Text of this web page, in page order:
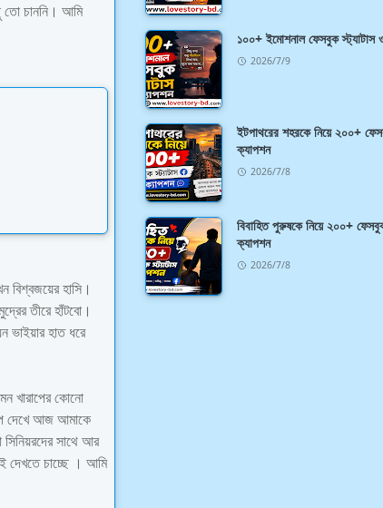
তো চাননি। আমি
হাসি।
তীরে হাঁটবো।
হাত ধরে
খারাপের কোনো
দেখে আজ আমাকে
সাথে আর
দেখতে চাচ্ছে । আমি
১০০+ ইমোশনাল ফেসবুক স্ট্যাটাস
2026/7/9
ইটপাথরের শহরকে নিয়ে ২০০+
ক্যাপশন
2026/7/8
বিবাহিত পুরুষকে নিয়ে ২০০+
ক্যাপশন
2026/7/8